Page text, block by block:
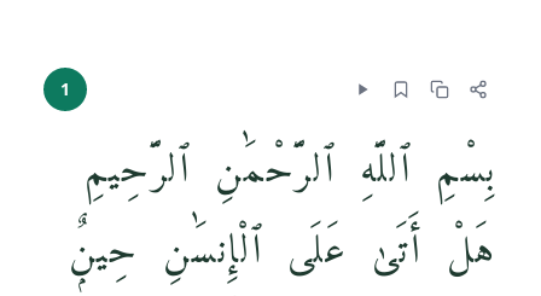
1
بِسْمِ ٱللَّهِ ٱلرَّحْمَٰنِ ٱلرَّحِيمِ
هَلْ أَتَىٰ عَلَى ٱلْإِنسَٰنِ حِينٌۭ